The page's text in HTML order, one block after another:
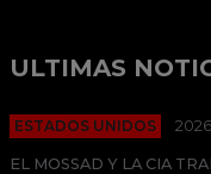
ULTIMAS
ESTADOS UNIDOS
EL MOSSAD Y LA CIA